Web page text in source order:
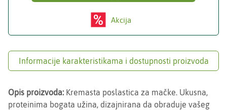
Akcija
Informacije karakteristikama i dostupnosti proizvoda
Opis proizvoda: Kremasta poslastica za mačke. Ukusna,
proteinima bogata užina, dizajnirana da obraduje vašeg